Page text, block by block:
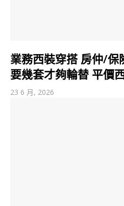
業務西裝穿搭 房仲/
要幾套才夠輪替 平價
23 6 月, 2026